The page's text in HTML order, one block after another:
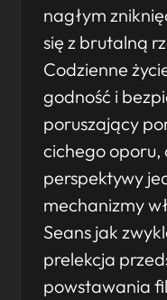
nagłym
się z brutalną
Codzienne
godność i
poruszający
cichego oporu,
perspektywy
mechanizmy
Seans jak
prelekcja
powstawania